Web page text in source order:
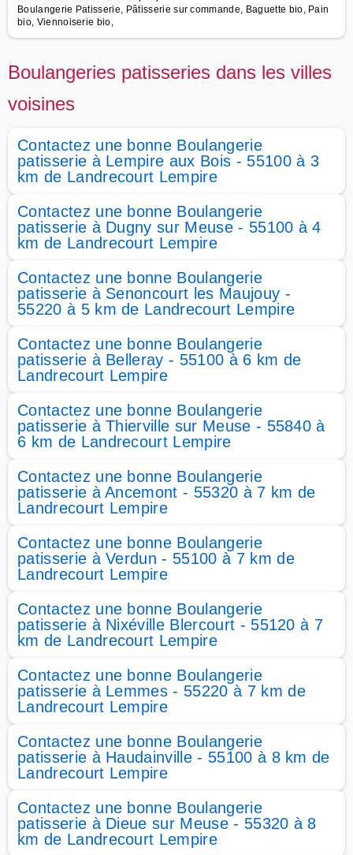
Boulangerie Patisserie, Pâtisserie sur commande, Baguette bio, Pain
bio, Viennoiserie bio,
Boulangeries patisseries dans les villes
voisines
Contactez une bonne Boulangerie
patisserie à Lempire aux Bois - 55100 à 3
km de Landrecourt Lempire
Contactez une bonne Boulangerie
patisserie à Dugny sur Meuse - 55100 à 4
km de Landrecourt Lempire
Contactez une bonne Boulangerie
patisserie à Senoncourt les Maujouy -
55220 à 5 km de Landrecourt Lempire
Contactez une bonne Boulangerie
patisserie à Belleray - 55100 à 6 km de
Landrecourt Lempire
Contactez une bonne Boulangerie
patisserie à Thierville sur Meuse - 55840 à
6 km de Landrecourt Lempire
Contactez une bonne Boulangerie
patisserie à Ancemont - 55320 à 7 km de
Landrecourt Lempire
Contactez une bonne Boulangerie
patisserie à Verdun - 55100 à 7 km de
Landrecourt Lempire
Contactez une bonne Boulangerie
patisserie à Nixéville Blercourt - 55120 à 7
km de Landrecourt Lempire
Contactez une bonne Boulangerie
patisserie à Lemmes - 55220 à 7 km de
Landrecourt Lempire
Contactez une bonne Boulangerie
patisserie à Haudainville - 55100 à 8 km de
Landrecourt Lempire
Contactez une bonne Boulangerie
patisserie à Dieue sur Meuse - 55320 à 8
km de Landrecourt Lempire